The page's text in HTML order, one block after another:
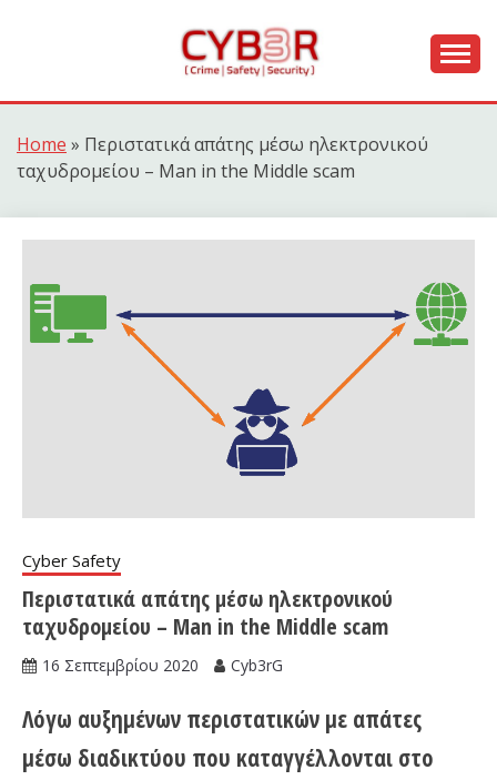
CYB3R
Home » Περιστατικά απάτης μέσω ηλεκτρονικού
ταχυδρομείου – Man in the Middle scam
Cyber Safety
Περιστατικά απάτης μέσω ηλεκτρονικού
ταχυδρομείου – Man in the Middle scam
16 Σεπτεμβρίου 2020 Cyb3rG
Λόγω αυξημένων περιστατικών με απάτες
μέσω διαδικτύου που καταγγέλλονται στο